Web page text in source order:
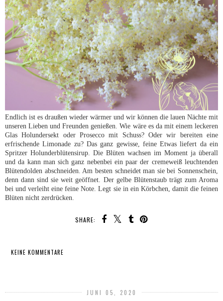
Endlich ist es draußen wieder wärmer und wir können die lauen Nächte mit
unseren Lieben und Freunden genießen. Wie wäre es da mit einem leckeren
Glas Holundersekt oder Prosecco mit Schuss? Oder wir bereiten eine
erfrischende Limonade zu? Das ganz gewisse, feine Etwas liefert da ein
Spritzer Holunderblütensirup. Die Blüten wachsen im Moment ja überall
und da kann man sich ganz nebenbei ein paar der cremeweiß leuchtenden
Blütendolden abschneiden. Am besten schneidet man sie bei Sonnenschein,
denn dann sind sie weit geöffnet. Der gelbe Blütenstaub trägt zum Aroma
bei und verleiht eine feine Note. Legt sie in ein Körbchen, damit die feinen
Blüten nicht zerdrücken.
SHARE:
KEINE KOMMENTARE
JUNI 05, 2020